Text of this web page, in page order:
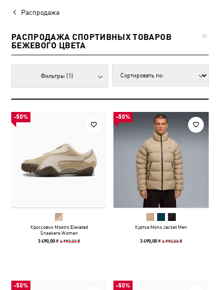
Распродажа
РАСПРОДАЖА СПОРТИВНЫХ ТОВАРОВ
БЕЖЕВОГО ЦВЕТА
89
Фильтры (1)
-50%
Кроссовки Mostro Elevated
Sneakers Women
3 490,00 ₴6 990,00 ₴
-50%
Куртка Mono Jacket Men
3 490,00 ₴6 990,00 ₴
-50% -50%